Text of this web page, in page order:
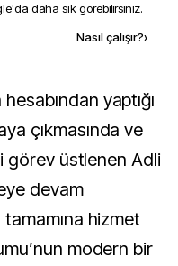
daha sık görebilirsiniz.
Nasıl çalışır?›
çıkmasında ve
görev üstlenen Adli
devam
hizmet
modern bir